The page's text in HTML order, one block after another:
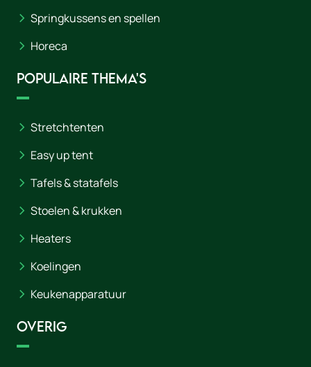
Springkussens en spellen
Horeca
Populaire thema's
Stretchtenten
Easy up tent
Tafels & statafels
Stoelen & krukken
Heaters
Koelingen
Keukenapparatuur
Overig